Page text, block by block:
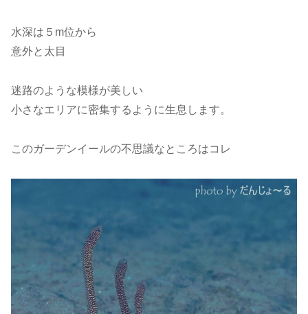
水深は５m位から
意外と太目
迷路のような模様が美しい
小さなエリアに密集するように生息します。
このガーデンイールの不思議なところはコレ